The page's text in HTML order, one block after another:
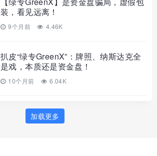
装，看见远离！
9个月前 4.46K
扒皮“绿专GreenX”：牌照、纳斯达克全
是戏，本质还是资金盘！
10个月前 6.04K
加载更多